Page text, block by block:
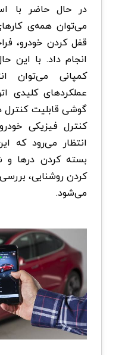
در حال حاضر با
می‌توان همه‌ی
قفل کردن خودرو،
انجام داد. با این
کمپانی می‌توان
عملکردهای کلیدی
گوشی قابلیت کنترل
کنترل فیزیکی
انتظار می‌رود که
بسته کردن درها
کردن روشنایی،
می‌شود.